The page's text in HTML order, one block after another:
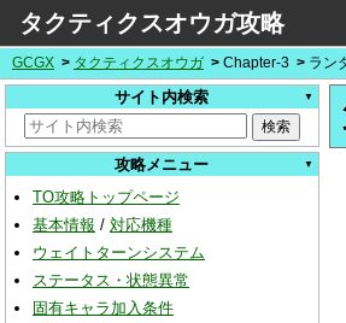
タクティクスオウガ攻略
GCGX タクティクスオウガ Chapter-3 ラン
サイト内検索
攻略メニュー
TO攻略トップページ
基本情報 / 対応機種
ウェイトターンシステム
ステータス・状態異常
固有キャラ加入条件